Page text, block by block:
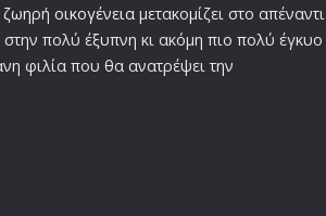
ζωηρή οικογένεια μετακομίζει στο απέναντι
πολύ έξυπνη κι ακόμη πιο πολύ έγκυο
φιλία που θα ανατρέψει την